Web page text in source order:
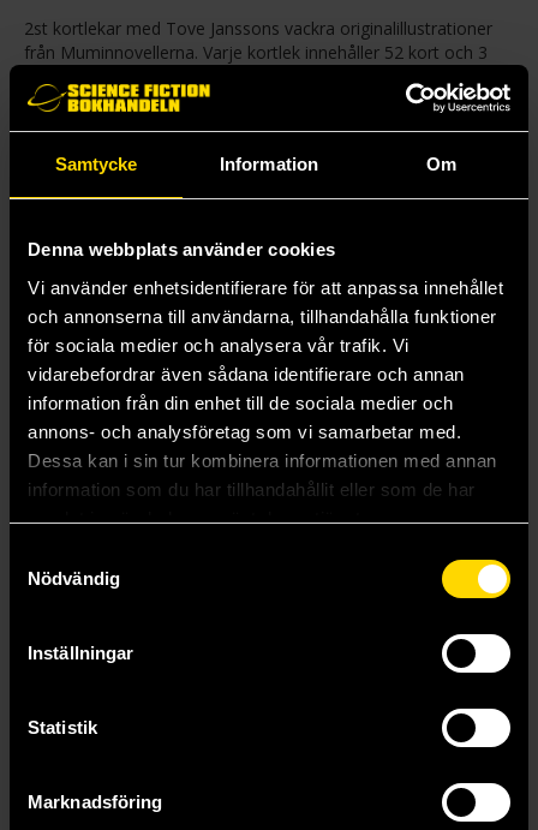
Samtycke Information Om
Denna webbplats använder cookies
Vi använder enhetsidentifierare för att anpassa innehållet
och annonserna till användarna, tillhandahålla funktioner
för sociala medier och analysera vår trafik. Vi
vidarebefordrar även sådana identifierare och annan
information från din enhet till de sociala medier och
annons- och analysföretag som vi samarbetar med.
Dessa kan i sin tur kombinera informationen med annan
information som du har tillhandahållit eller som de har
samlat in när du har använt deras tjänster.
Nödvändig
Inställningar
Statistik
Marknadsföring
2st kortlekar med Tove Janssons vackra originalillustrationer
från Muminnovellerna. Varje kortlek innehåller 52 kort och 3
Mumin